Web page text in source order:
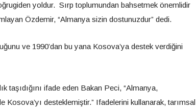
yoldur. Sırp toplumundan bahsetmek önemlidir
Özdemir, “Almanya sizin dostunuzdur” dedi.
ve 1990’dan bu yana Kosova’ya destek verdiğini
taşıdığını ifade eden Bakan Peci, “Almanya,
Kosova’yı desteklemiştir.” Ifadelerini kullanarak, tarımsal